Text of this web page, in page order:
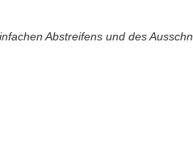
Abstreifens und des